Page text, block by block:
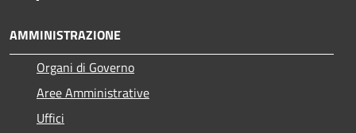
AMMINISTRAZIONE
Organi di Governo
Aree Amministrative
Uffici